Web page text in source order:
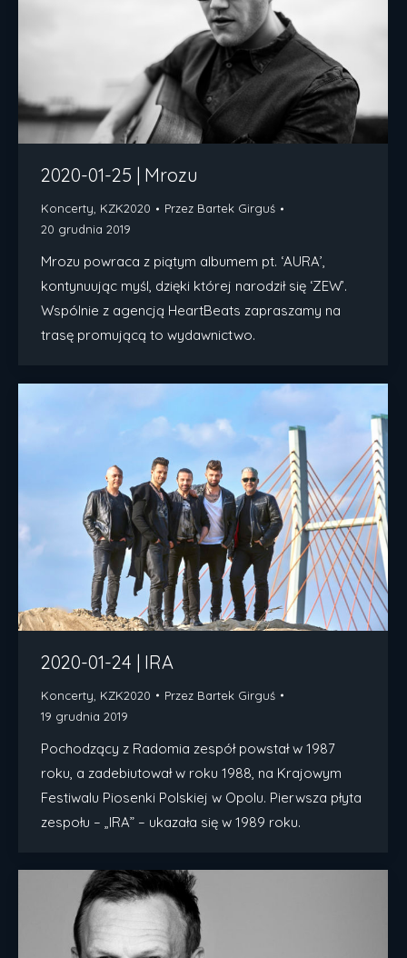
2020-01-25 | Mrozu
Koncerty KZK2020 Przez Bartek Girguś
20 grudnia 2019
Mrozu powraca z piątym albumem pt. ‘AURA’,
kontynuując myśl, dzięki której narodził się ‘ZEW’.
Wspólnie z agencją HeartBeats zapraszamy na
trasę promującą to wydawnictwo.
2020-01-24 | IRA
Koncerty KZK2020 Przez Bartek Girguś
19 grudnia 2019
Pochodzący z Radomia zespół powstał w 1987
roku, a zadebiutował w roku 1988, na Krajowym
Festiwalu Piosenki Polskiej w Opolu. Pierwsza płyta
zespołu – „IRA” – ukazała się w 1989 roku.